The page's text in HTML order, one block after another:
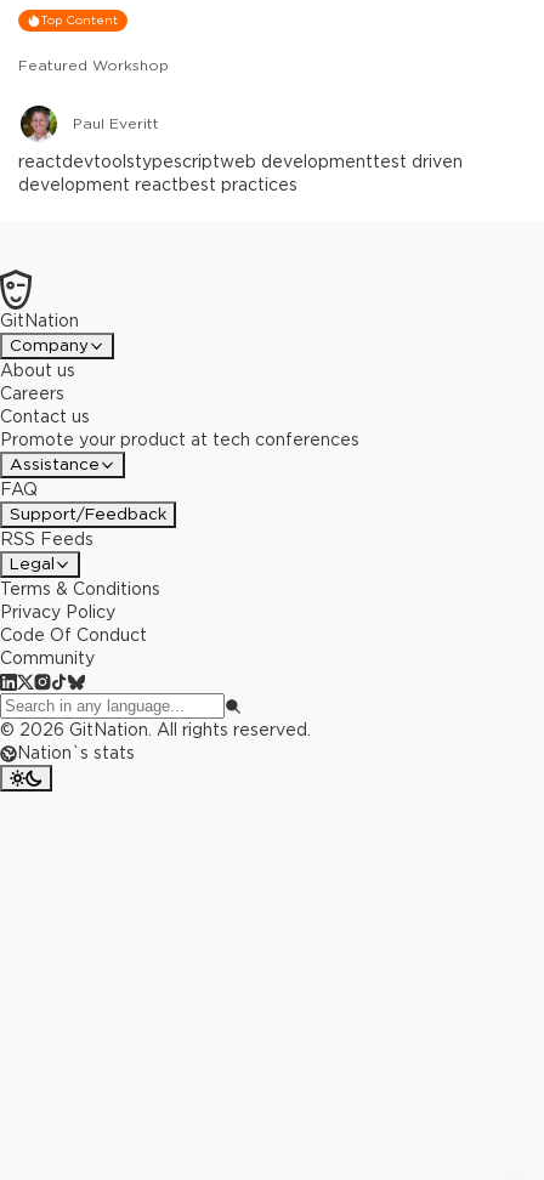
Top Content
Featured Workshop
Paul Everitt
reactdevtoolstypescriptweb developmenttest driven
development reactbest practices
GitNation
Company
About us
Careers
Contact us
Promote your product at tech conferences
Assistance
FAQ
Support/Feedback
RSS Feeds
Legal
Terms & Conditions
Privacy Policy
Code Of Conduct
Community
© 2026 GitNation. All rights reserved.
Nation`s stats